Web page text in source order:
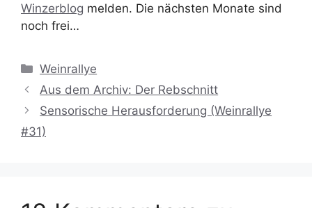
Winzerblog melden. Die nächsten Monate sind
noch frei…
Kategorien
Weinrallye
Aus dem Archiv: Der Rebschnitt
Sensorische Herausforderung (Weinrallye
#31)